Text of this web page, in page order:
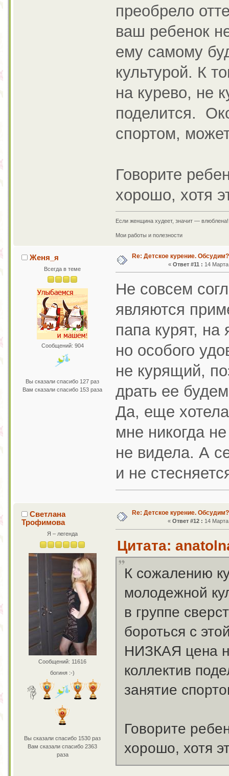
преобрело
ваш ребенок
ему самому
культурой. К
на курево, не
поделится.
спортом,
Говорите
хорошо, хотя
Если женщина худеет, значит —
Мои работы и полезности
Женя_я
Всегда в теме
Сообщений: 904
Вы сказали спасибо 127 раз
Вам сказали спасибо 153 раза
Re: Детское курение. Обсудим?
« Ответ #11 : 14
Не совсем
являются
папа курят,
но особого
не курящий,
драть ее
Да, еще
мне никогда
не видела. А
и не
Светлана
Трофимова
Я – легенда
Сообщений: 11616
богиня :-)
Вы сказали спасибо 1530 раз
Вам сказали спасибо 2363
раза
Re: Детское курение. Обсудим?
«Ответ #12 : 14
Цитата:
К сожалению
молодежной
в группе
бороться с
НИЗКАЯ цена
коллектив
занятие
Говорите
хорошо, хотя